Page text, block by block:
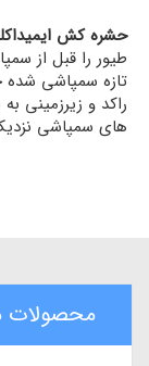
حشره کش
طیور را قبل از
تازه سمپاشی شده
راکد و زیرزمینی
های سمپاشی
محصولات